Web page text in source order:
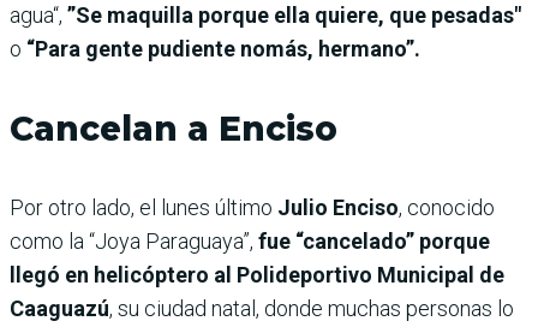
agua“, ”Se maquilla porque ella quiere, que pesadas"
o “Para gente pudiente nomás, hermano”.
Cancelan a Enciso
Por otro lado, el lunes último Julio Enciso, conocido
como la “Joya Paraguaya”, fue “cancelado” porque
llegó en helicóptero al Polideportivo Municipal de
Caaguazú, su ciudad natal, donde muchas personas lo